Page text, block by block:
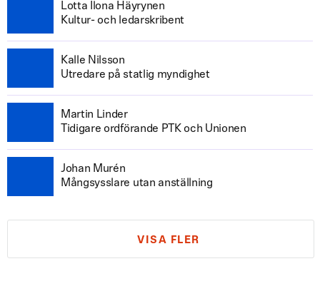
Lotta Ilona Häyrynen
Kultur- och ledarskribent
Kalle Nilsson
Utredare på statlig myndighet
Martin Linder
Tidigare ordförande PTK och Unionen
Johan Murén
Mångsysslare utan anställning
VISA FLER